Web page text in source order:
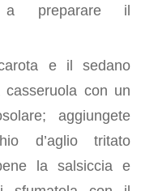
a preparare il
e il sedano
con un
aggiungete
d’aglio tritato
la salsiccia e